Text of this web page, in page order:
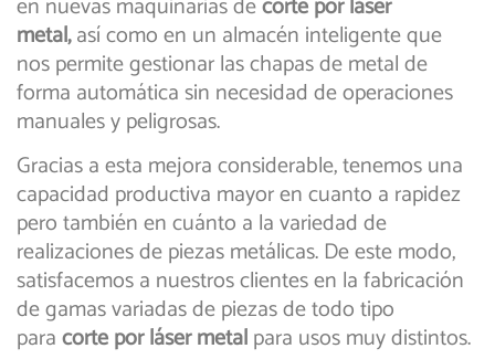
metal,así como en un almacén inteligente que
nos permite gestionar las chapas de metal de
forma automática sin necesidad de operaciones
manuales y peligrosas.
Gracias a esta mejora considerable, tenemos una
capacidad productiva mayor en cuanto a rapidez
pero también en cuánto a la variedad de
realizaciones de piezas metálicas. De este modo,
satisfacemos a nuestros clientes en la fabricación
de gamas variadas de piezas de todo tipo
paracorte por láser metalpara usos muy distintos.